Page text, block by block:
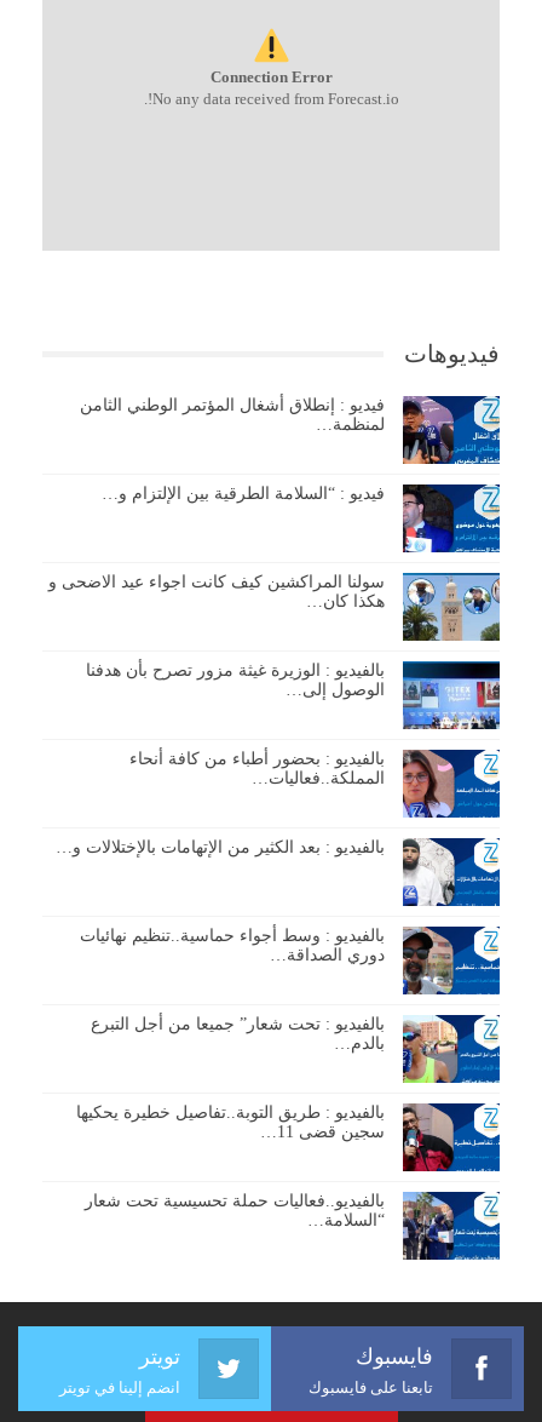
Connection Error
No any data received from Forecast.io!.
فيديوهات
فيديو : إنطلاق أشغال المؤتمر الوطني الثامن
لمنظمة…
فيديو : “السلامة الطرقية بين الإلتزام و…
سولنا المراكشين كيف كانت اجواء عيد الاضحى و
هكذا كان…
بالفيديو : الوزيرة غيثة مزور تصرح بأن هدفنا
الوصول إلى…
بالفيديو : بحضور أطباء من كافة أنحاء
المملكة..فعاليات…
بالفيديو : بعد الكثير من الإتهامات بالإختلالات و…
بالفيديو : وسط أجواء حماسية..تنظيم نهائيات
دوري الصداقة…
بالفيديو : تحت شعار” جميعا من أجل التبرع
بالدم…
بالفيديو : طريق التوبة..تفاصيل خطيرة يحكيها
سجين قضى 11…
بالفيديو..فعاليات حملة تحسيسية تحت شعار
“السلامة…
فايسبوك
تابعنا على فايسبوك
تويتر
انضم إلينا في تويتر